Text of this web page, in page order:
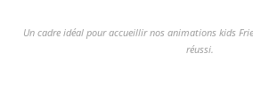
Un cadre idéal pour accueillir nos animations kids
réussi.